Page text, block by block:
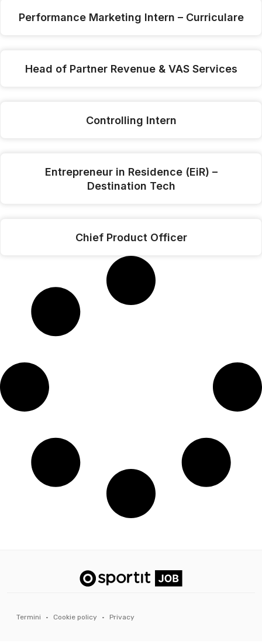
Performance Marketing Intern – Curriculare
Head of Partner Revenue & VAS Services
Controlling Intern
Entrepreneur in Residence (EiR) –
Destination Tech
Chief Product Officer
Termini · Cookie policy · Privacy